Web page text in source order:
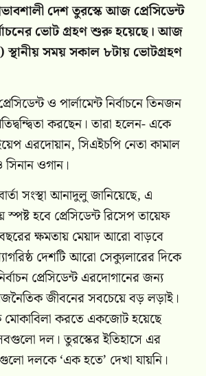
দেশ তুরস্কে আজ প্রেসিডেন্ট
ভোট গ্রহণ শুরু হয়েছে। আজ
সময় সকাল ৮টায় ভোটগ্রহণ
ও পার্লামেন্ট নির্বাচনে তিনজন
করছেন। তারা হলেন- একে
এরদোয়ান, সিএইচপি নেতা কামাল
ওগান।
সংস্থা আনাদুলু জানিয়েছে, এ
স্পষ্ট হবে প্রেসিডেন্ট রিসেপ তায়েফ
ক্ষমতায় মেয়াদ আরো বাড়বে
দেশটি আরো সেক্যুলারের দিকে
প্রেসিডেন্ট এরদোগানের জন্য
জীবনের সবচেয়ে বড় লড়াই।
মোকাবিলা করতে একজোট হয়েছে
দল। তুরস্কের ইতিহাসে এর
দলকে ‘এক হতে’ দেখা যায়নি।